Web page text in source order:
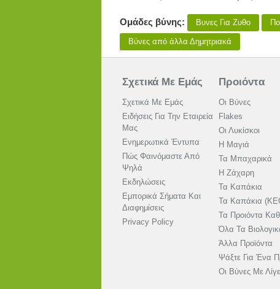
Ομάδες βύνης: Βυνες Για Ζυθο
Βύνες από άλλα Δημητριακά
Σχετικά Με Εμάς
Σχετικά Με Εμάς
Ειδήσεις Για Την Εταιρεία
Μας
Ενημερωτικά Έντυπα
Πώς Φαινόμαστε Από
Ψηλά
Εκδηλώσεις
Εμπορικά Σήματα Και
Διαφημίσεις
Privacy Policy
Προιόντα
Οι Βύνες
Flakes
Οι Λυκίσκοι
Η Μαγιά
Τα Μπαχαρικά
Η Ζάχαρη
Τα Καπάκια
Τα Καπάκια
Τα Προιόντα
Όλα Τα
Άλλα Προϊόντα
Ψάξτε Για Ένα
Οι Βύνες Με